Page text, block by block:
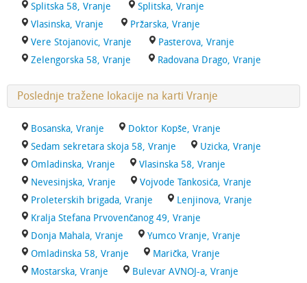
Splitska 58, Vranje
Splitska, Vranje
Vlasinska, Vranje
Pržarska, Vranje
Vere Stojanovic, Vranje
Pasterova, Vranje
Zelengorska 58, Vranje
Radovana Drago, Vranje
Poslednje tražene lokacije na karti Vranje
Bosanska, Vranje
Doktor Kopše, Vranje
Sedam sekretara skoja 58, Vranje
Uzicka, Vranje
Omladinska, Vranje
Vlasinska 58, Vranje
Nevesinjska, Vranje
Vojvode Tankosića, Vranje
Proleterskih brigada, Vranje
Lenjinova, Vranje
Kralja Stefana Prvovenčanog 49, Vranje
Donja Mahala, Vranje
Yumco Vranje, Vranje
Omladinska 58, Vranje
Marička, Vranje
Mostarska, Vranje
Bulevar AVNOJ-a, Vranje